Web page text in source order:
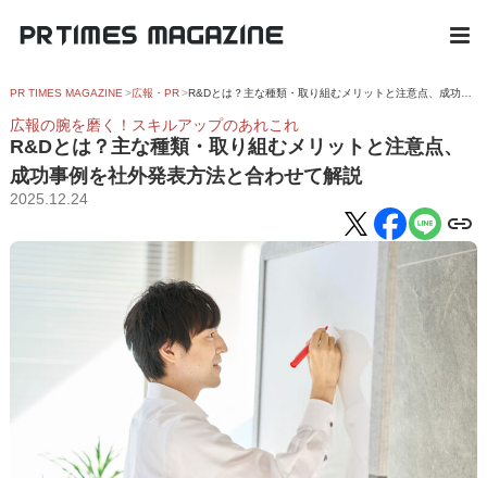
PR TIMES MAGAZINE 広報・PR
広報の腕を磨く！スキルアップのあれこれ
R&Dとは？主な種類・取り組むメリットと注意点、
成功事例を社外発表方法と合わせて解説
2025.12.24